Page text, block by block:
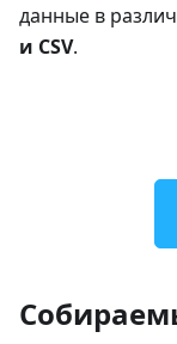
данные в
и CSV.